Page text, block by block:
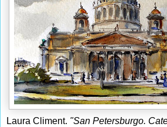
Laura Climent. "San Petersburgo.